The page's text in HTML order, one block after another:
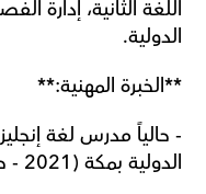
الدولية.
**الخبرة المهنية:**
الدولية بمكة (2021 - حتى الآن).